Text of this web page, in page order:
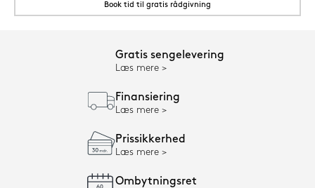
Book tid til gratis rådgivning
Gratis sengelevering
Læs mere
Finansiering
Læs mere
Prissikkerhed
Læs mere
Ombytningsret